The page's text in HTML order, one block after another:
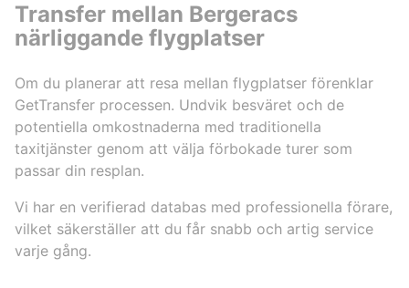
Transfer mellan Bergeracs
närliggande flygplatser
Om du planerar att resa mellan flygplatser förenklar
GetTransfer processen. Undvik besväret och de
potentiella omkostnaderna med traditionella
taxitjänster genom att välja förbokade turer som
passar din resplan.
Vi har en verifierad databas med professionella förare,
vilket säkerställer att du får snabb och artig service
varje gång.